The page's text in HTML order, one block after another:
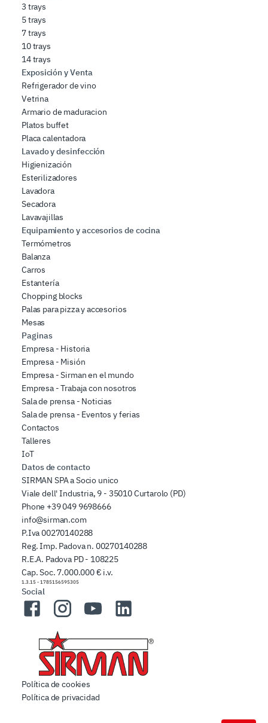
3 trays
5 trays
7 trays
10 trays
14 trays
Exposición y Venta
Refrigerador de vino
Vetrina
Armario de maduracion
Platos buffet
Placa calentadora
Lavado y desinfección
Higienización
Esterilizadores
Lavadora
Secadora
Lavavajillas
Equipamiento y accesorios de cocina
Termómetros
Balanza
Carros
Estantería
Chopping blocks
Palas para pizza y accesorios
Mesas
Paginas
Empresa - Historia
Empresa - Misión
Empresa - Sirman en el mundo
Empresa - Trabaja con nosotros
Sala de prensa - Noticias
Sala de prensa - Eventos y ferias
Contactos
Talleres
IoT
Datos de contacto
SIRMAN SPA a Socio unico
Viale dell' Industria, 9 - 35010 Curtarolo (PD)
Phone +39 049 9698666
info@sirman.com
P.Iva 00270140288
Reg. Imp. Padova n. 00270140288
R.E.A. Padova PD - 108225
Cap. Soc. 7.000.000 € i.v.
1.3.15 - 1785156595305
Social
FacebookInstagramYouTubeLinkedIn
Política de cookies
Política de privacidad